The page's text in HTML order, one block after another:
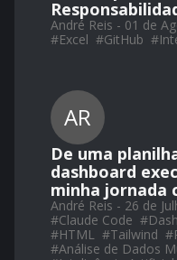
André Reis - 01 de
#Excel #GitHub #
AR
De uma
dashboard
minha jornada
André Reis - 26 de
#Claude Code #
#HTML #Tailwind #
#Análise de Dados